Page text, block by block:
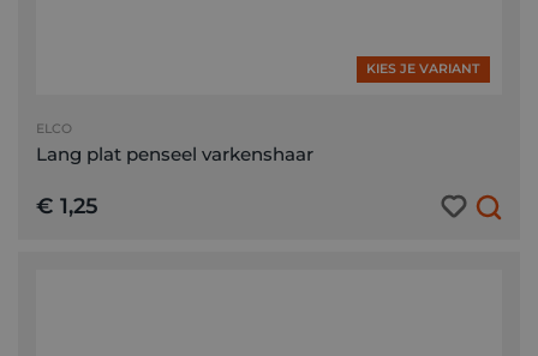
KIES JE VARIANT
ELCO
Lang plat penseel varkenshaar
€ 1,25